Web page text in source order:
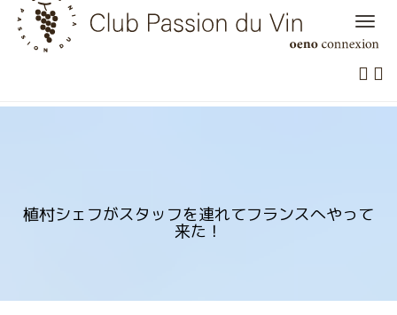
Skip
content
植村シェフがスタッフを連れてフランスへやって
来た！